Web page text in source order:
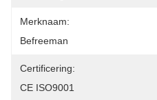
Merknaam:
Befreeman
Certificering:
CE ISO9001